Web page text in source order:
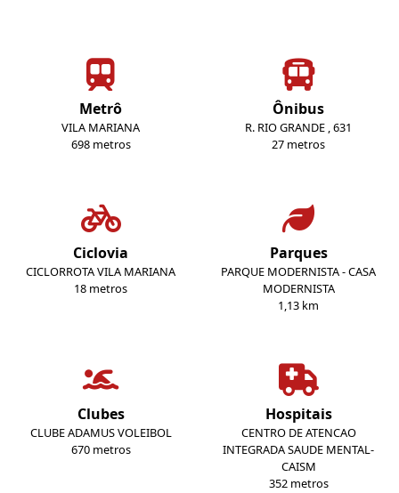
Metrô
VILA MARIANA
698 metros
Ônibus
R. RIO GRANDE , 631
27 metros
Ciclovia
CICLORROTA VILA MARIANA
18 metros
Parques
PARQUE MODERNISTA - CASA
MODERNISTA
1,13 km
Clubes
CLUBE ADAMUS VOLEIBOL
670 metros
Hospitais
CENTRO DE ATENCAO
INTEGRADA SAUDE MENTAL-
CAISM
352 metros